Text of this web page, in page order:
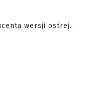
wersji ostrej.